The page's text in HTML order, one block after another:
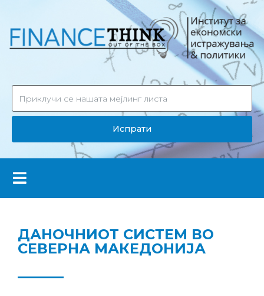
Испрати
ДАНОЧНИОТ СИСТЕМ ВО
СЕВЕРНА МАКЕДОНИЈА